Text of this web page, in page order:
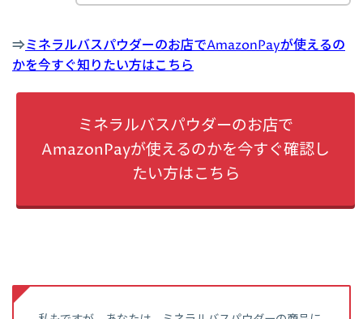
⇒ミネラルバスパウダーのお店でAmazonPayが使えるの
かを今すぐ知りたい方はこちら
ミネラルバスパウダーのお店で
AmazonPayが使えるのかを今すぐ確認し
たい方はこちら